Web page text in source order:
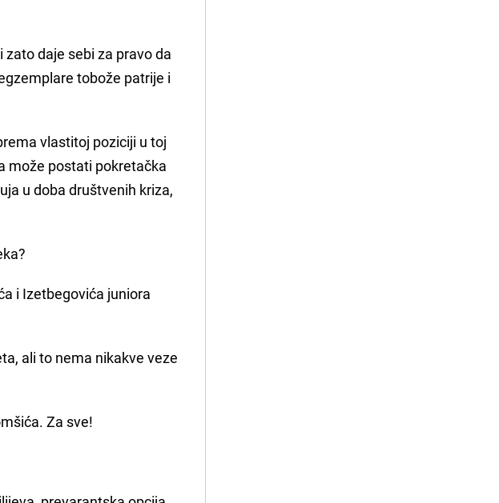
daje sebi za pravo da
tobože patrije i
vlastitoj poziciji u toj
može postati pokretačka
u doba društvenih kriza,
i Izetbegovića juniora
ali to nema nikakve veze
Za sve!